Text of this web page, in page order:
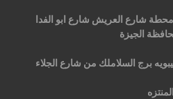
محطة شارع العريش شارع ابو الفدا
الجيزة
سيبويه برج السلاملك من شارع الجلاء